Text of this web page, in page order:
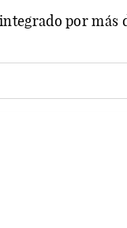
por más